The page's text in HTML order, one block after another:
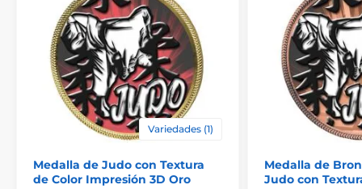
El producto aparece en las categorías
Medallas de kickboxing y muay thai
Medallas de artes marciales
Variedades (1)
Medalla de Judo con Textura
de Color Impresión 3D Oro
Medalla de
Judo con